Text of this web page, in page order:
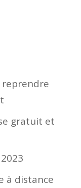
reprendre
gratuit et
à distance